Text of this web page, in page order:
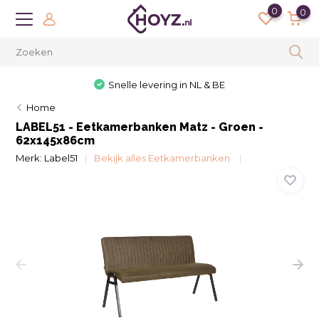
0 0
Snelle levering in NL & BE
Home
LABEL51 - Eetkamerbanken Matz - Groen -
62x145x86cm
Merk: Label51 Bekijk alles Eetkamerbanken